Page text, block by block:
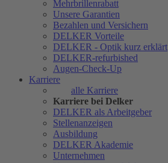
Mehrbrillenrabatt
Unsere Garantien
Bezahlen und Versichern
DELKER Vorteile
DELKER - Optik kurz erklärt
DELKER-refurbished
Augen-Check-Up
Karriere
alle Karriere
Karriere bei Delker
DELKER als Arbeitgeber
Stellenanzeigen
Ausbildung
DELKER Akademie
Unternehmen